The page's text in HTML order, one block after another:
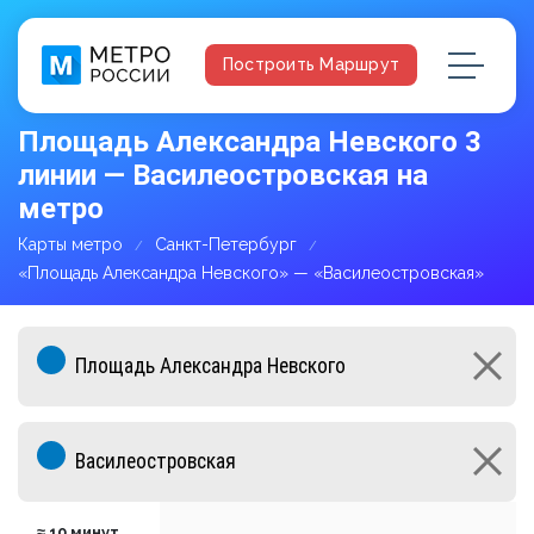
Построить Маршрут
Площадь Александра Невского 3
линии — Василеостровская на
метро
Карты метро
Санкт-Петербург
«Площадь Александра Невского» — «Василеостровская»